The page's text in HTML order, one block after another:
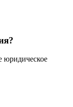
юридическое